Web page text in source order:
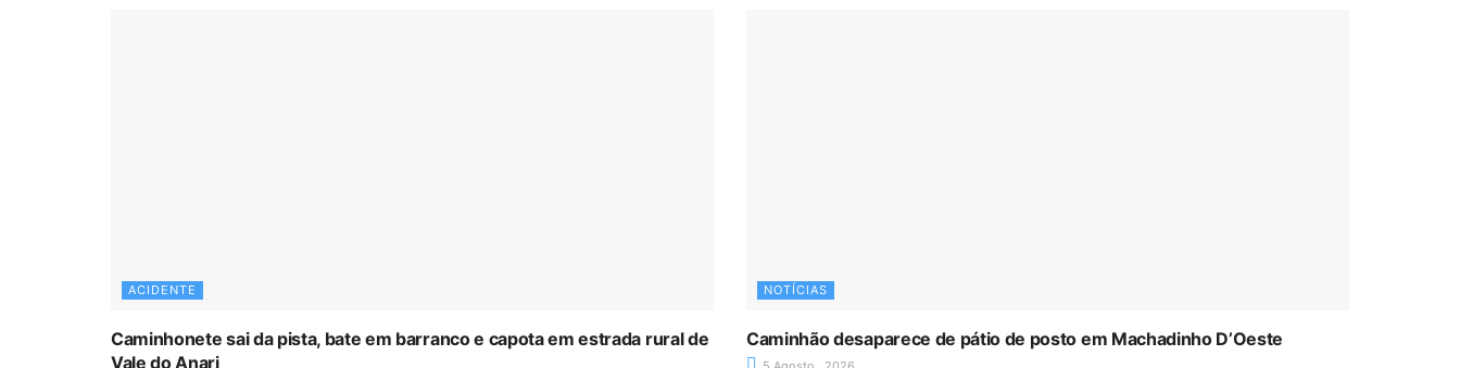
ACIDENTE
Caminhonete sai da pista, bate em barranco e capota em estrada rural de
Vale do Anari
NOTÍCIAS
Caminhão desaparece de pátio de posto em Machadinho D’Oeste